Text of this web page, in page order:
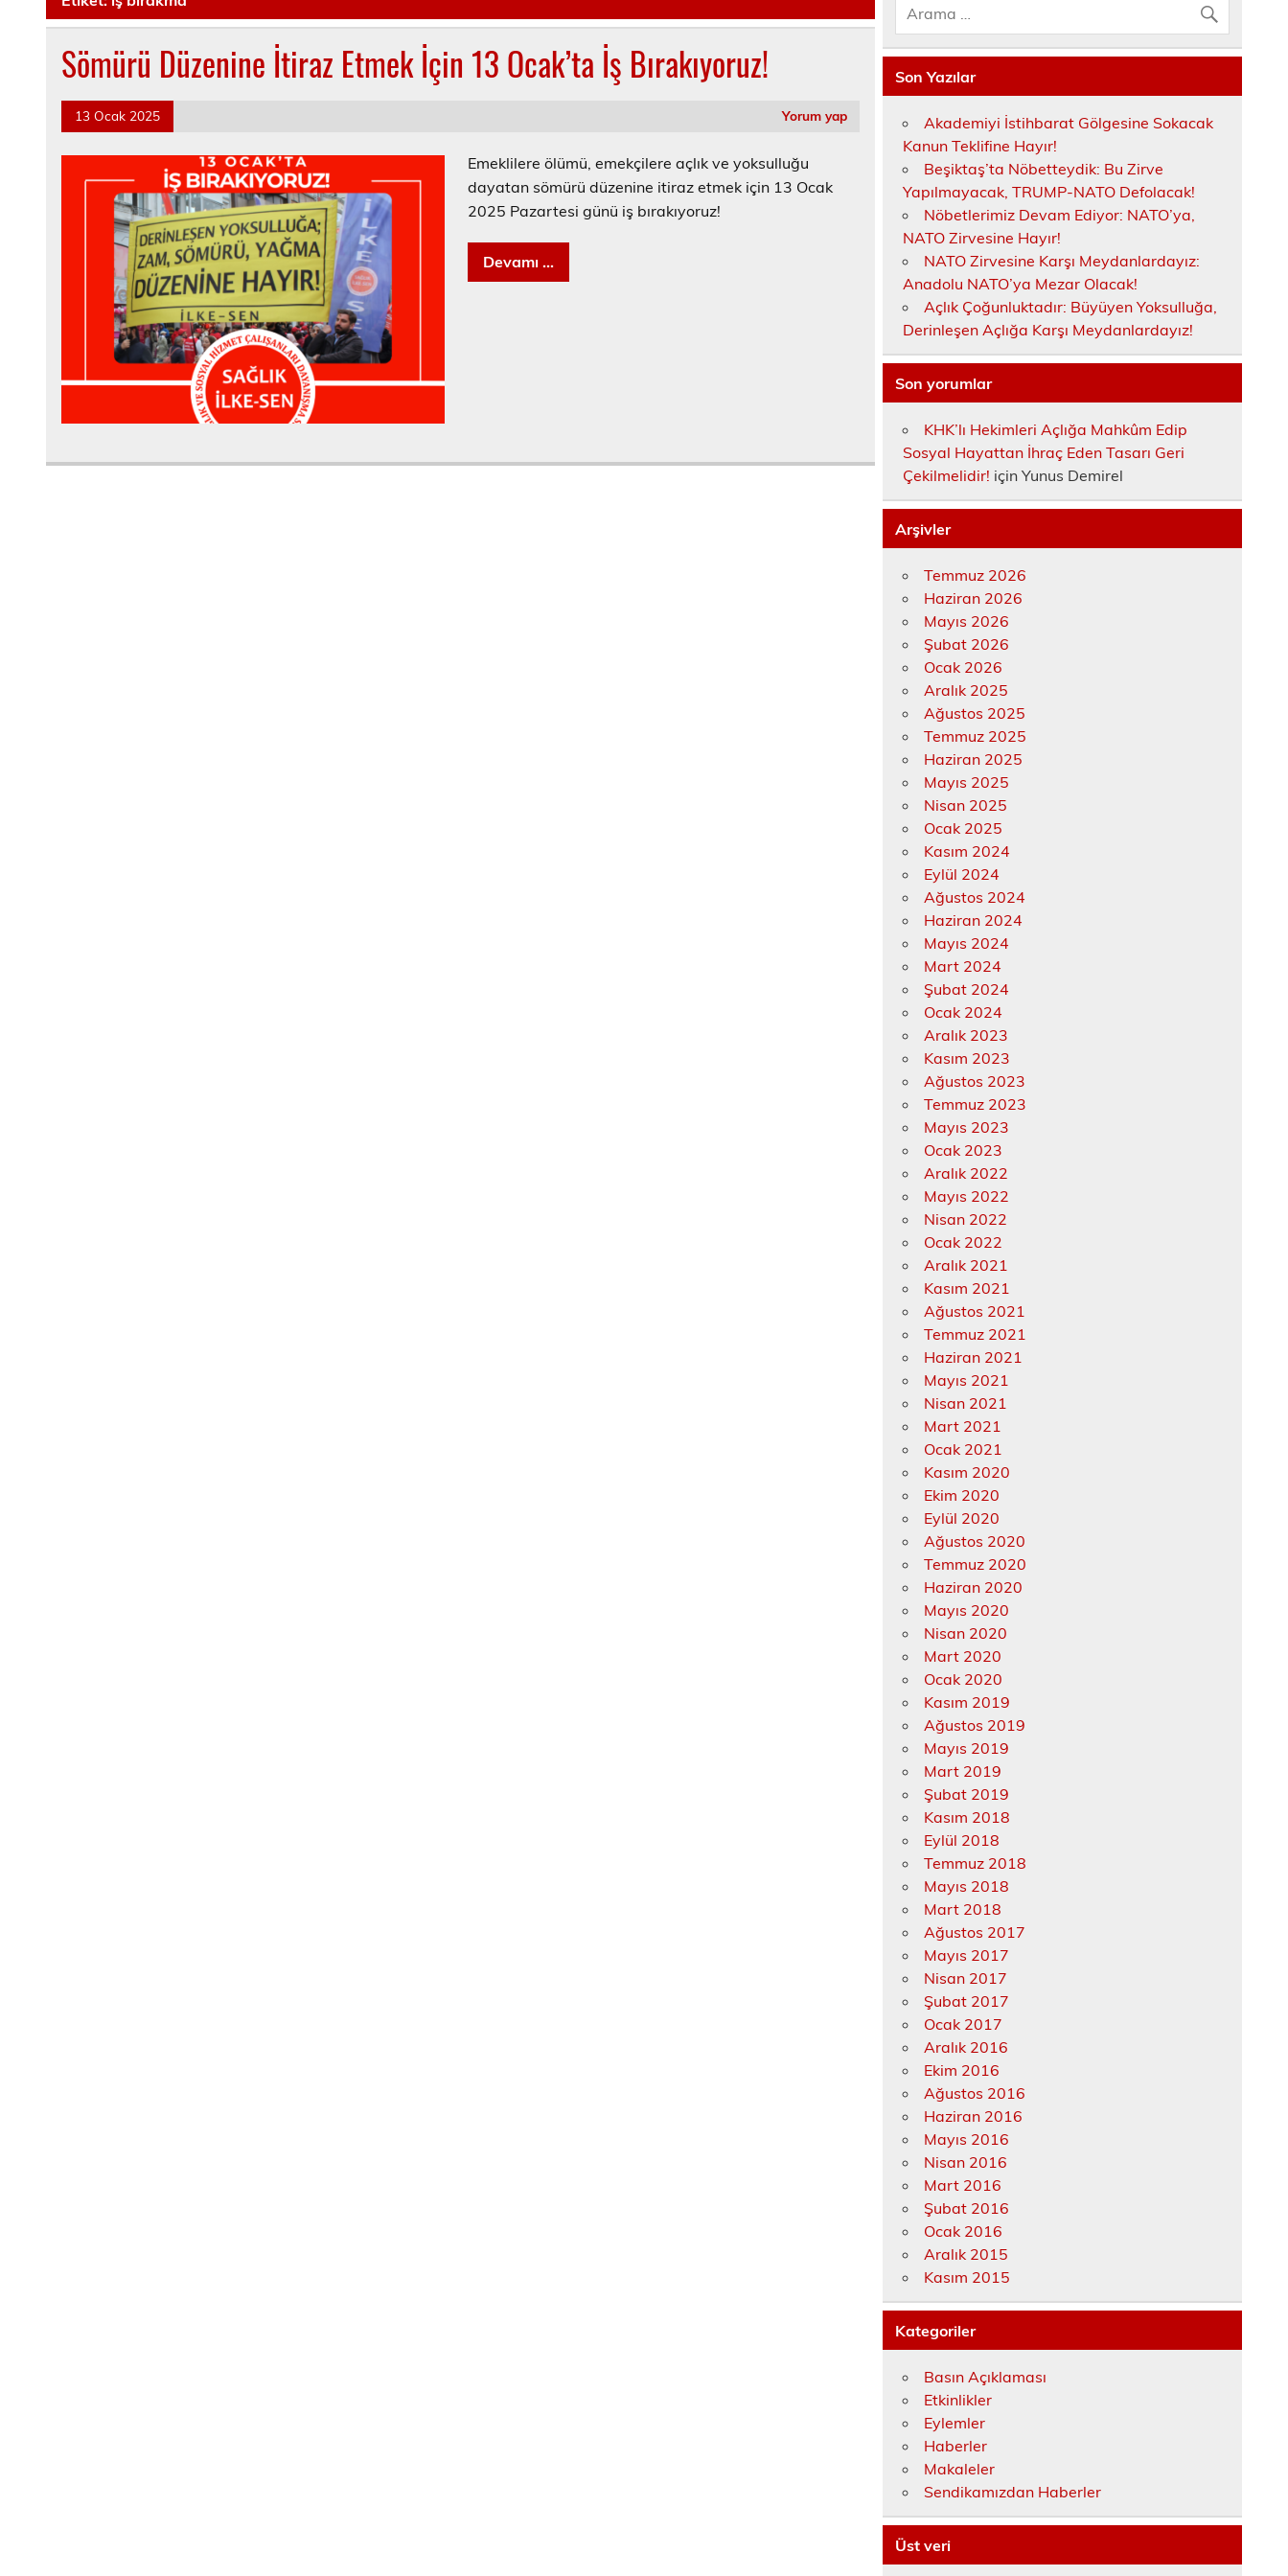
Sömürü Düzenine İtiraz Etmek İçin 13 Ocak’ta İş Bırakıyoruz!
13 Ocak 2025 Yorum yap
Emeklilere ölümü, emekçilere açlık ve yoksulluğu
dayatan sömürü düzenine itiraz etmek için 13 Ocak
2025 Pazartesi günü iş bırakıyoruz!
Devamı ...
Son Yazılar
Akademiyi İstihbarat Gölgesine Sokacak
Kanun Teklifine Hayır!
Beşiktaş’ta Nöbetteydik: Bu Zirve
Yapılmayacak, TRUMP-NATO Defolacak!
Nöbetlerimiz Devam Ediyor: NATO’ya,
NATO Zirvesine Hayır!
NATO Zirvesine Karşı Meydanlardayız:
Anadolu NATO’ya Mezar Olacak!
Açlık Çoğunluktadır: Büyüyen Yoksulluğa,
Derinleşen Açlığa Karşı Meydanlardayız!
Son yorumlar
KHK’lı Hekimleri Açlığa Mahkûm Edip
Sosyal Hayattan İhraç Eden Tasarı Geri
Çekilmelidir! içinYunus Demirel
Arşivler
Temmuz 2026
Haziran 2026
Mayıs 2026
Şubat 2026
Ocak 2026
Aralık 2025
Ağustos 2025
Temmuz 2025
Haziran 2025
Mayıs 2025
Nisan 2025
Ocak 2025
Kasım 2024
Eylül 2024
Ağustos 2024
Haziran 2024
Mayıs 2024
Mart 2024
Şubat 2024
Ocak 2024
Aralık 2023
Kasım 2023
Ağustos 2023
Temmuz 2023
Mayıs 2023
Ocak 2023
Aralık 2022
Mayıs 2022
Nisan 2022
Ocak 2022
Aralık 2021
Kasım 2021
Ağustos 2021
Temmuz 2021
Haziran 2021
Mayıs 2021
Nisan 2021
Mart 2021
Ocak 2021
Kasım 2020
Ekim 2020
Eylül 2020
Ağustos 2020
Temmuz 2020
Haziran 2020
Mayıs 2020
Nisan 2020
Mart 2020
Ocak 2020
Kasım 2019
Ağustos 2019
Mayıs 2019
Mart 2019
Şubat 2019
Kasım 2018
Eylül 2018
Temmuz 2018
Mayıs 2018
Mart 2018
Ağustos 2017
Mayıs 2017
Nisan 2017
Şubat 2017
Ocak 2017
Aralık 2016
Ekim 2016
Ağustos 2016
Haziran 2016
Mayıs 2016
Nisan 2016
Mart 2016
Şubat 2016
Ocak 2016
Aralık 2015
Kasım 2015
Kategoriler
Basın Açıklaması
Etkinlikler
Eylemler
Haberler
Makaleler
Sendikamızdan Haberler
Üst veri